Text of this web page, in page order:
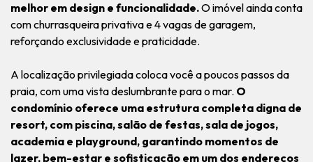
melhor em design e funcionalidade.O imóvel ainda conta
com churrasqueira privativa e 4 vagas de garagem,
reforçando exclusividade e praticidade.
A localização privilegiada coloca você a poucos passos da
praia, com uma vista deslumbrante para o mar. O
condomínio oferece uma estrutura completa digna de
resort, com piscina, salão de festas, sala de jogos,
academia e playground, garantindo momentos de
lazer, bem-estar e sofisticação em um dos endereços